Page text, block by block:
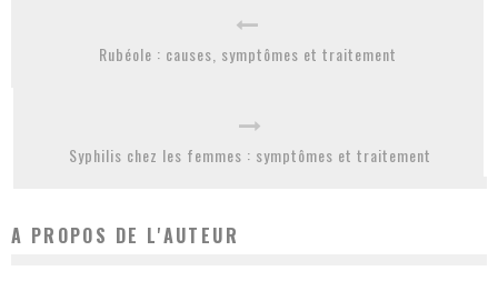
Rubéole : causes, symptômes et traitement
Syphilis chez les femmes : symptômes et traitement
A PROPOS DE L'AUTEUR